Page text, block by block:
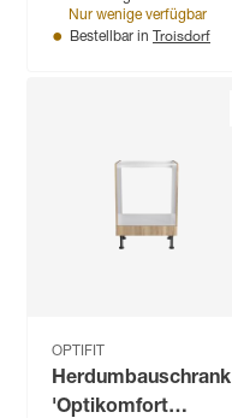
Nur wenige verfügbar
Bestellbar in Troisdorf
OPTIFIT
Herdumbauschrank
'Optikomfort